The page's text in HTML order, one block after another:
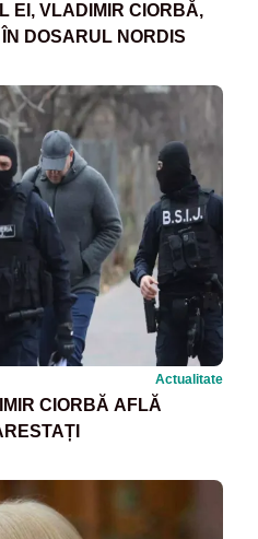
EI, VLADIMIR CIORBĂ,
DOSARUL NORDIS
Actualitate
CIORBĂ AFLĂ